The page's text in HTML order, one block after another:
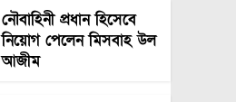
নৌবাহিনী প্রধান হিসেবে
নিয়োগ পেলেন মিসবাহ উল
আজীম